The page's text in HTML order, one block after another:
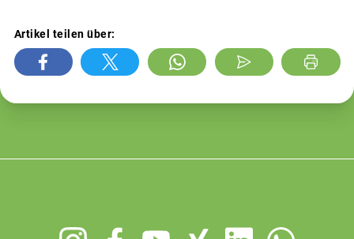
Artikel teilen über: